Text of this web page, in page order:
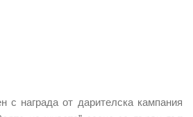
с награда от дарителска кампания